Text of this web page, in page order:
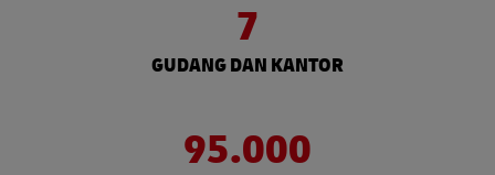
7
GUDANG DAN KANTOR
95.000